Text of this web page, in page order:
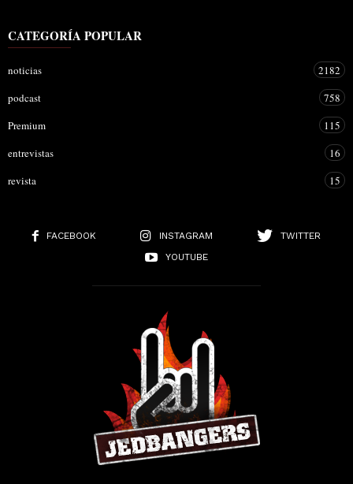
CATEGORÍA POPULAR
noticias
2182
podcast
758
Premium
115
entrevistas
16
revista
15
FACEBOOK INSTAGRAM
TWITTER
YOUTUBE